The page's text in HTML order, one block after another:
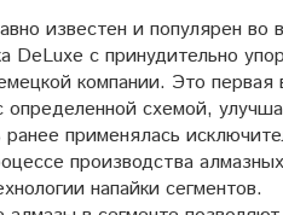
известен и популярен во
DeLuxe с принудительно
компании. Это
определенной схемой,
применялась
производства
напайки сегментов.